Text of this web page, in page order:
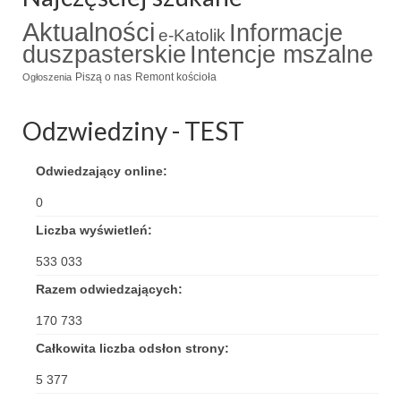
Triduum Św. St. Kostka 2018
Narodowy Dzień Pamięci “Żołnierzy
Wyklętych” 2018
Galerie 2017
Imieniny kapłana
Kancelaria
Kontakt
Aktualności e-Katolik Informacje
duszpasterskie Intencje mszalne
Ogłoszenia Piszą o nas Remont kościoła
Odzwiedziny - TEST
Odwiedzający online:
0
Liczba wyświetleń:
533 033
Razem odwiedzających:
170 733
Całkowita liczba odsłon strony:
5 377